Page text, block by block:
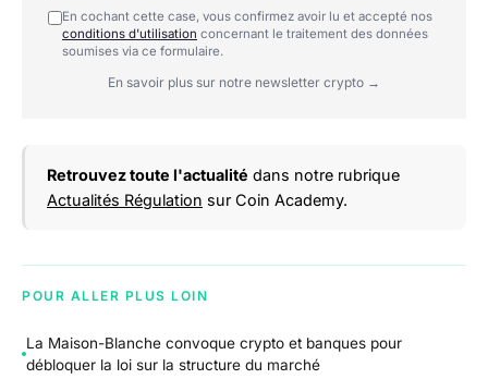
En cochant cette case, vous confirmez avoir lu et accepté nos
conditions d'utilisation concernant le traitement des données
soumises via ce formulaire.
En savoir plus sur notre newsletter crypto →
Retrouvez toute l'actualité dans notre rubrique
Actualités Régulation sur Coin Academy.
POUR ALLER PLUS LOIN
La Maison-Blanche convoque crypto et banques pour
débloquer la loi sur la structure du marché